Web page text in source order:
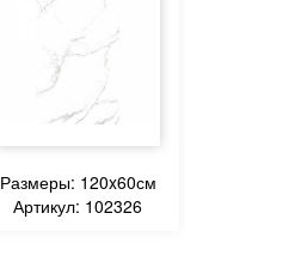
Размеры: 120x60см
Артикул: 102326